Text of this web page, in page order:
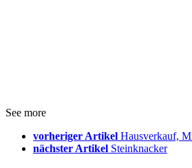
See more
vorheriger Artikel Hausverkauf,
nächster Artikel Steinknacker